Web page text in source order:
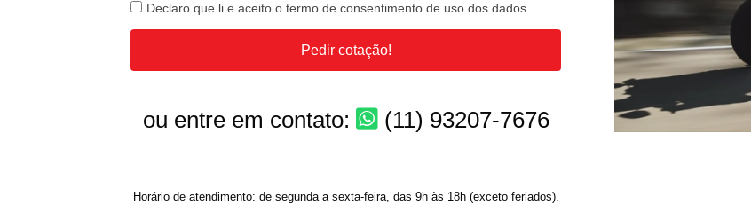
Declaro que li e aceito o termo de consentimento de uso dos dados
Pedir cotação!
ou entre em contato: (11) 93207-7676
Horário de atendimento: de segunda a sexta-feira, das 9h às 18h (exceto feriados).